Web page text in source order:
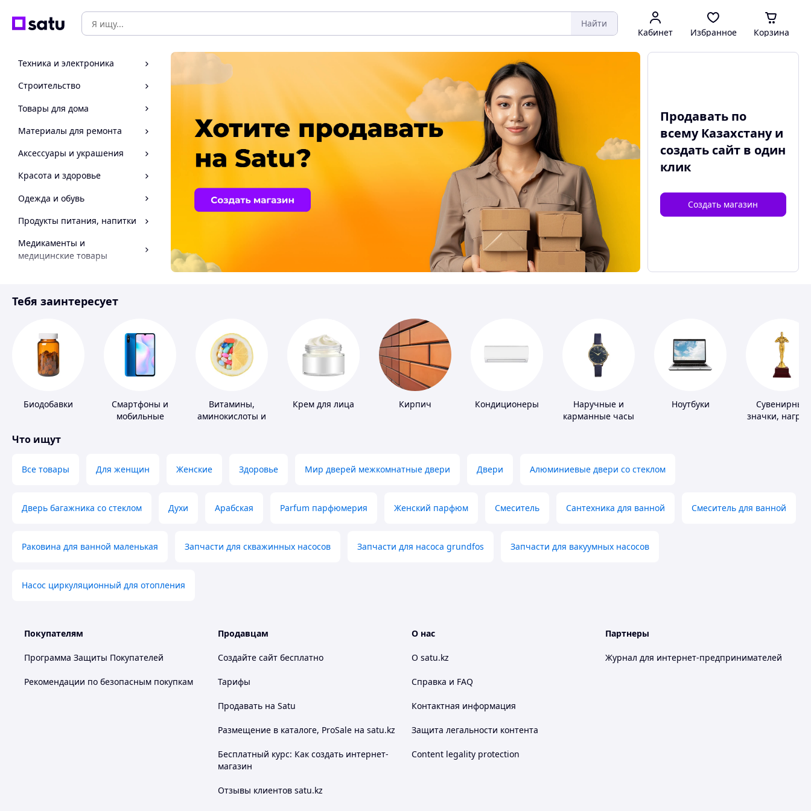
Найти
Кабинет Избранное Корзина
Техника и электроника
Строительство
Товары для дома
Материалы для ремонта
Аксессуары и украшения
Красота и здоровье
Одежда и обувь
Продукты питания, напитки
Медикаменты и
медицинские товары
Инструмент
Продавать по
всему Казахстану и
создать сайтв один
клик
Создать магазин
Тебя заинтересует
Биодобавки
Смартфоны и
мобильные
Витамины,
аминокислоты и
Крем для лица Кирпич Кондиционеры
Наручные и
карманные часы
Ноутбуки
Сувенирные
значки,
Что ищут
Все товары Для женщин Женские Здоровье Мир дверей межкомнатные двери Двери Алюминиевые двери со стеклом
Дверь багажника со стеклом Духи Арабская Parfum парфюмерия Женский парфюм Смеситель Сантехника для ванной Смеситель для ванной
Раковина для ванной маленькая Запчасти для скважинных насосов Запчасти для насоса grundfos Запчасти для вакуумных насосов
Насос циркуляционный для отопления
Покупателям
Программа Защиты Покупателей
Рекомендации по безопасным покупкам
Продавцам
Создайте сайт бесплатно
Тарифы
Продавать на Satu
Размещение в каталоге, ProSale на satu.kz
Бесплатный курс: Как создать интернет-
магазин
Отзывы клиентов satu.kz
О нас
О satu.kz
Справка и FAQ
Контактная информация
Защита легальности контента
Content legality protection
Партнеры
Журнал для интернет-предпринимателей